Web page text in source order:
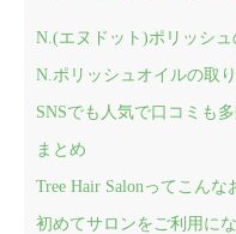
N.(エヌドット)ポリッシュ
N.ポリッシュオイルの取
SNSでも人気で口コミも
まとめ
Tree Hair Salonってこんな
初めてサロンをご利用に